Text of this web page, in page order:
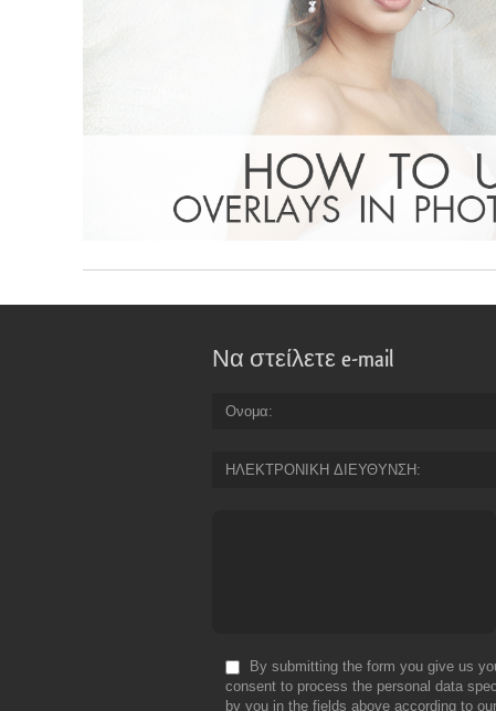
Να στείλετε e-mail
Ονομα
ΗΛΕΚΤΡΟΝΙΚΗ ΔΙΕΥΘΥΝΣΗ
By submitting the form you give us
consent to process the personal data
by you in the fields above according to our